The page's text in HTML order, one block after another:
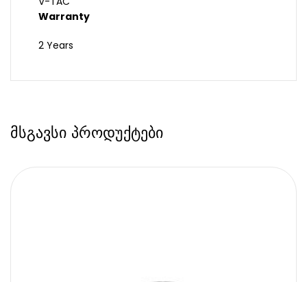
Warranty
2 Years
მსგავსი პროდუქტები